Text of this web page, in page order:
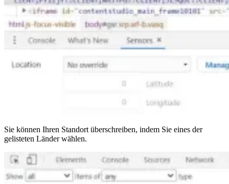
Sie können Ihren Standort überschreiben, indem Sie eines der
gelisteten Länder wählen.